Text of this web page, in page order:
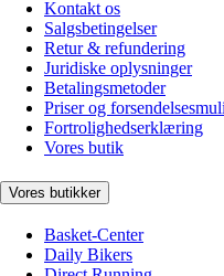
Kontakt os
Salgsbetingelser
Retur & refundering
Juridiske oplysninger
Betalingsmetoder
Priser og
Fortrolighedserklæring
Vores butik
Vores butikker
Basket-Center
Daily Bikers